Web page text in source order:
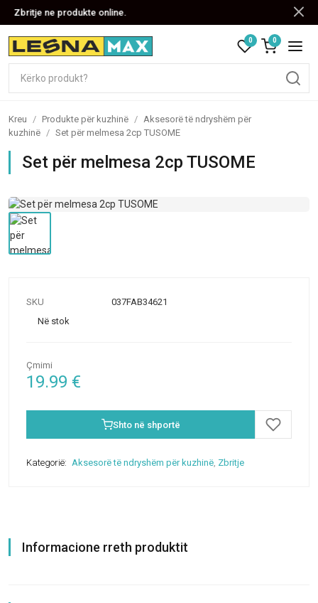
Zbritje ne produkte online.
0 0
Kreu / Produkte për kuzhinë / Aksesorë të ndryshëm për
kuzhinë / Set për melmesa 2cp TUSOME
Set për melmesa 2cp TUSOME
SKU
037FAB34621
Në stok
Çmimi
19.99 €
Shto në shportë
Kategorië: Aksesorë të ndryshëm për kuzhinë, Zbritje
Informacione rreth produktit